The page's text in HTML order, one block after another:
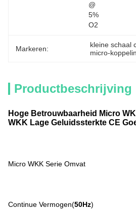
@
5%
O2
Markeren: kleine schaal
micro-
Productbeschrijving
Hoge Betrouwbaarheid Micro
WKK Lage Geluidssterkte CE
Micro WKK Serie Omvat
Continue Vermogen(50Hz)